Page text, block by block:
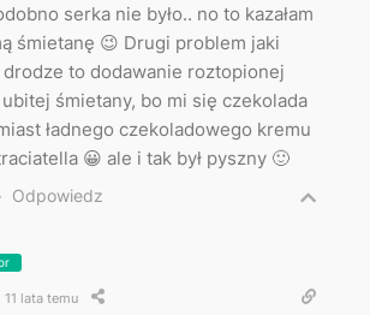
serka nie było.. no to kazałam
śmietanę 😉 Drugi problem jaki
drodze to dodawanie roztopionej
śmietany, bo mi się czekolada
ładnego czekoladowego kremu
😀 ale i tak był pyszny 🙂
Odpowiedz
11 lata temu